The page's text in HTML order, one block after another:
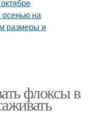
флоксы в